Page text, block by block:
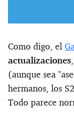
Como digo, el
actualizaciones
(aunque sea
hermanos, los
Todo parece